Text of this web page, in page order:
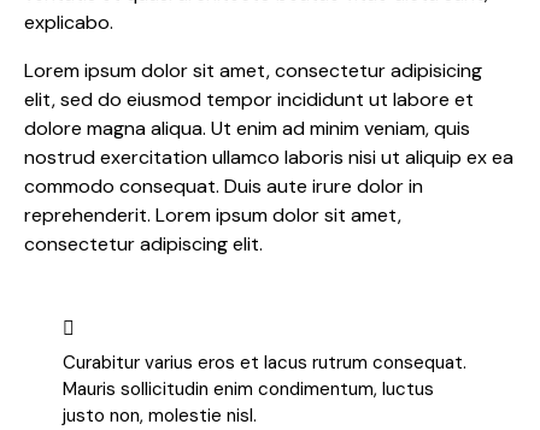
explicabo.
Lorem ipsum dolor sit amet, consectetur adipisicing
elit, sed do eiusmod tempor incididunt ut labore et
dolore magna aliqua. Ut enim ad minim veniam, quis
nostrud exercitation ullamco laboris nisi ut aliquip ex ea
commodo consequat. Duis aute irure dolor in
reprehenderit. Lorem ipsum dolor sit amet,
consectetur adipiscing elit.
Curabitur varius eros et lacus rutrum consequat.
Mauris sollicitudin enim condimentum, luctus
justo non, molestie nisl.